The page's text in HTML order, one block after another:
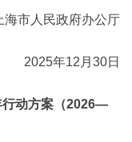
海市人民政府办公厅
2025年12月30日
行动方案（2026—